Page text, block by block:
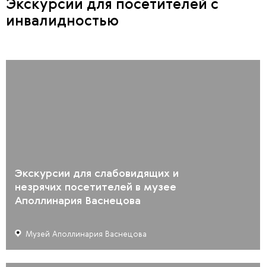
Экскурсии для посетителей с
инвалидностью
Экскурсии для слабовидящих и
незрячих посетителей в музее
Аполлинария Васнецова
Музей Аполлинария Васнецова